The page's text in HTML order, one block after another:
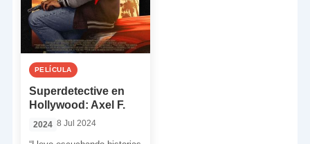
PELÍCULA
Superdetective en
Hollywood: Axel F.
2024 8 Jul 2024